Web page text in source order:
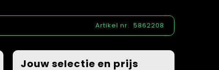
Artikel nr. 5862208
Jouw selectie en prijs